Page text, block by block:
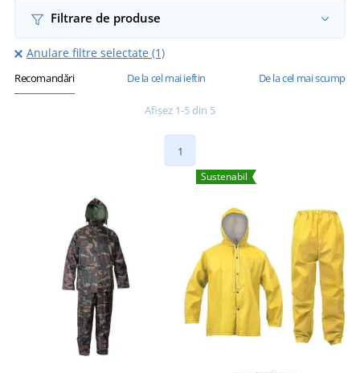
Filtrare de produse
Anulare filtre selectate (1)
Recomandări De la cel mai ieftin De la cel mai scump
Afișez 1-5 din 5
1
Sustenabil